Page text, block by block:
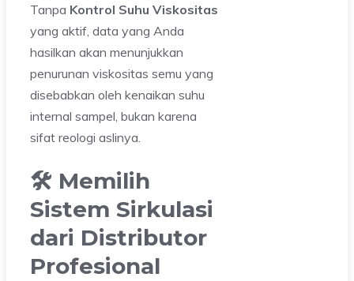
Tanpa Kontrol Suhu Viskositas
yang aktif, data yang Anda
hasilkan akan menunjukkan
penurunan viskositas semu yang
disebabkan oleh kenaikan suhu
internal sampel, bukan karena
sifat reologi aslinya.
🛠️ Memilih
Sistem Sirkulasi
dari Distributor
Profesional